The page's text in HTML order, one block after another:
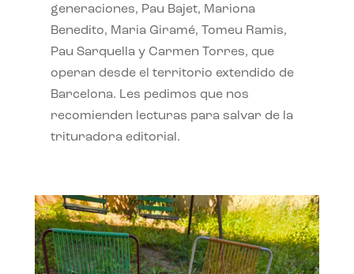
generaciones, Pau Bajet, Mariona
Benedito, Maria Giramé, Tomeu Ramis,
Pau Sarquella y Carmen Torres, que
operan desde el territorio extendido de
Barcelona. Les pedimos que nos
recomienden lecturas para salvar de la
trituradora editorial.